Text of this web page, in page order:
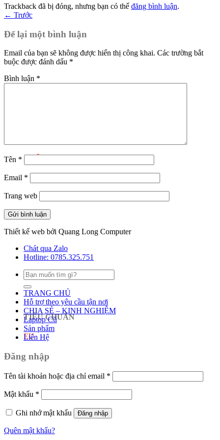
2 NĂM
TIÊU CHUẨN
EU
Trackback đã bị đóng, nhưng bạn có thể đăng bình luận.
← Trước
Để lại một bình luận
Email của bạn sẽ không được hiển thị công khai. Các trường bắt
buộc được đánh dấu *
Bình luận *
Tên *
Email *
Trang web
Thiết kế web bởi Quang Long Computer
Chát qua Zalo
Hotline: 0785.325.751
Tìm
kiếm:
TRANG CHỦ
Hỗ trợ theo yêu cầu tận nơi
CHIA SẺ – KINH NGHIỆM
Laptop Cũ
Sản phẩm
Liên Hệ
Đăng nhập
Tên tài khoản hoặc địa chỉ email *
Mật khẩu *
Ghi nhớ mật khẩu Đăng nhập
Quên mật khẩu?